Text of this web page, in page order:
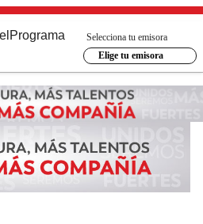
Programa
Selecciona tu emisora
Elige tu emisora